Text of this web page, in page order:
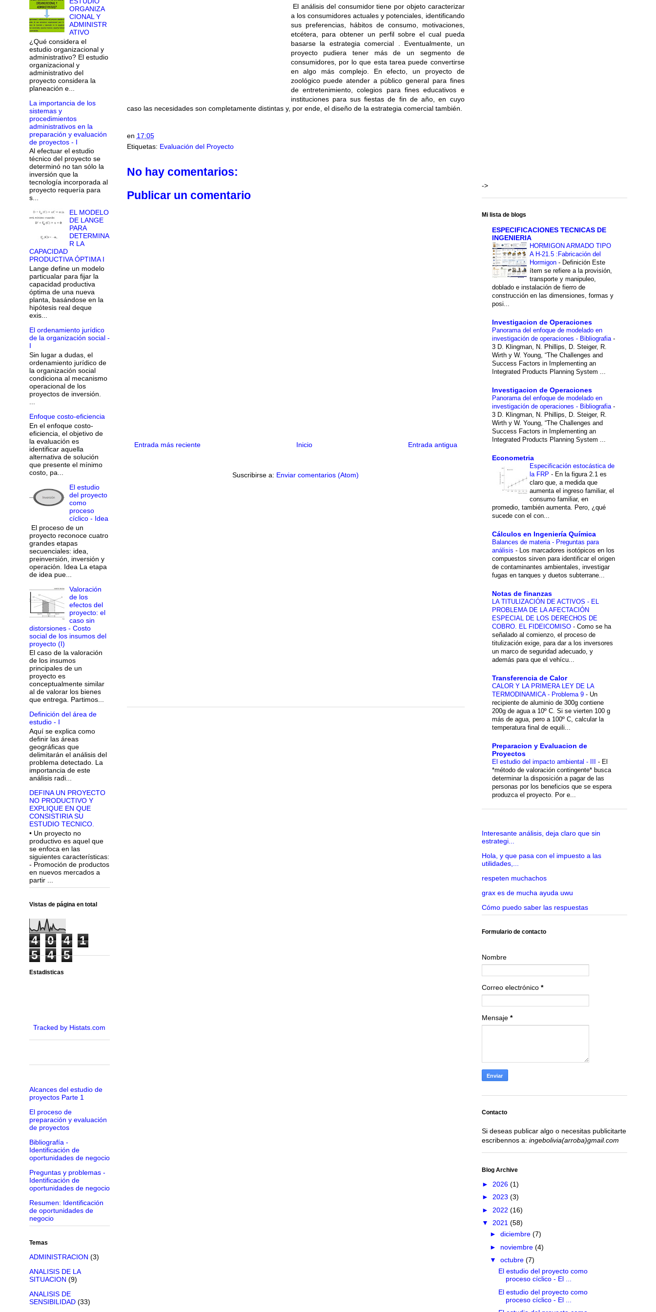
El análisis del consumidor tiene por objeto caracterizar
a los consumidores actuales y potenciales, identificando
sus preferencias, hábitos de consumo, motivaciones,
etcétera, para obtener un perfil sobre el cual pueda
basarse la estrategia comercial . Eventualmente, un
proyecto pudiera tener más de un segmento de
consumidores, por lo que esta tarea puede convertirse
en algo más complejo. En efecto, un proyecto de
zoológico puede atender a público general para fines
de entretenimiento, colegios para fines educativos e
instituciones para sus fiestas de fin de año, en cuyo
caso las necesidades son completamente distintas y, por ende, el diseño de la estrategia comercial también.
en 17:05
Etiquetas: Evaluación del Proyecto
No hay comentarios:
Publicar un comentario
Entrada más reciente Entrada antigua
Inicio
Suscribirse a: Enviar comentarios (Atom)
ORGANIZA
CIONAL Y
ADMINISTR
ATIVO
¿Qué considera el
estudio organizacional y
administrativo? El estudio
organizacional y
administrativo del
proyecto considera la
planeación e...
La importancia de los
sistemas y
procedimientos
administrativos en la
preparación y evaluación
de proyectos - I
Al efectuar el estudio
técnico del proyecto se
determinó no tan sólo la
inversión que la
tecnología incorporada al
proyecto requería para
s...
EL MODELO
DE LANGE
PARA
DETERMINA
R LA
CAPACIDAD
PRODUCTIVA ÓPTIMA I
Lange define un modelo
particualar para fijar la
capacidad productiva
óptima de una nueva
planta, basándose en la
hipótesis real deque
exis...
El ordenamiento jurídico
de la organización social -
I
Sin lugar a dudas, el
ordenamiento jurídico de
la organización social
condiciona al mecanismo
operacional de los
proyectos de inversión.
Enfoque costo-eficiencia
En el enfoque costo-
eficiencia, el objetivo de
la evaluación es
identificar aquella
alternativa de solución
que presente el mínimo
costo, pa...
El estudio
del proyecto
como
proceso
cíclico - Idea
El proceso de un
proyecto reconoce cuatro
grandes etapas
secuenciales: idea,
preinversión, inversión y
operación. Idea La etapa
de idea pue...
Valoración
de los
efectos del
proyecto: el
caso sin
distorsiones - Costo
social de los insumos del
proyecto (I)
El caso de la valoración
de los insumos
principales de un
proyecto es
conceptualmente similar
al de valorar los bienes
que entrega. Partimos...
Definición del área de
estudio - I
Aquí se explica como
definir las áreas
geográficas que
delimitarán el análisis del
problema detectado. La
importancia de este
análisis radi...
DEFINA UN PROYECTO
NO PRODUCTIVO Y
EXPLIQUE EN QUE
CONSISTIRIA SU
ESTUDIO TECNICO.
• Un proyecto no
productivo es aquel que
se enfoca en las
siguientes características:
- Promoción de productos
en nuevos mercados a
partir ...
Vistas de página en total
4 0 4
1
5
4 5
Estadisticas
Tracked by Histats.com
Alcances del estudio de
proyectos Parte 1
El proceso de
preparación y evaluación
de proyectos
Bibliografía -
Identificación de
oportunidades de negocio
Preguntas y problemas -
Identificación de
oportunidades de negocio
Resumen: Identificación
de oportunidades de
negocio
Temas
ADMINISTRACION (3)
ANALISIS DE LA
SITUACION (9)
ANALISIS DE
SENSIBILIDAD (33)
->
Mi lista de blogs
ESPECIFICACIONES TECNICAS DE
INGENIERIA
HORMIGON ARMADO TIPO
A H-21.5 :Fabricación del
Hormigon - Definición Este
ítem se refiere a la provisión,
transporte y manipuleo,
doblado e instalación de fierro de
construcción en las dimensiones, formas y
posi...
Investigacion de Operaciones
Panorama del enfoque de modelado en
investigación de operaciones - Bibliografia -
3 D. Klingman, N. Phillips, D. Steiger, R.
Wirth y W. Young, “The Challenges and
Success Factors in Implementing an
Integrated Products Planning System ...
Investigacion de Operaciones
Panorama del enfoque de modelado en
investigación de operaciones - Bibliografia -
3 D. Klingman, N. Phillips, D. Steiger, R.
Wirth y W. Young, “The Challenges and
Success Factors in Implementing an
Integrated Products Planning System ...
Econometria
Especificación estocástica de
la FRP - En la figura 2.1 es
claro que, a medida que
aumenta el ingreso familiar, el
consumo familiar, en
promedio, también aumenta. Pero, ¿qué
sucede con el con...
Cálculos en Ingeniería Química
Balances de materia - Preguntas para
análisis -
Los marcadores isotópicos en los
compuestos sirven para identificar el origen
de contaminantes ambientales, investigar
fugas en tanques y duetos subterrane...
Notas de finanzas
LA TITULIZACIÓN DE ACTIVOS - EL
PROBLEMA DE LA AFECTACIÓN
ESPECIAL DE LOS DERECHOS DE
COBRO. EL FIDEICOMISO - Como se ha
señalado al comienzo, el proceso de
titulización exige, para dar a los inversores
un marco de seguridad adecuado, y
además para que el vehícu...
Transferencia de Calor
CALOR Y LA PRIMERA LEY DE LA
TERMODINAMICA - Problema 9 - Un
recipiente de aluminio de 300g contiene
200g de agua a 10º C. Si se vierten 100 g
más de agua, pero a 100º C, calcular la
temperatura final de equili...
Preparacion y Evaluacion de
Proyectos
El estudio del impacto ambiental - III - El
*método de valoración contingente* busca
determinar la disposición a pagar de las
personas por los beneficios que se espera
produzca el proyecto. Por e...
Interesante análisis, deja claro que sin
estrategi...
Hola, y que pasa con el impuesto a las
utilidades,...
respeten muchachos
grax es de mucha ayuda uwu
Cómo puedo saber las respuestas
Formulario de contacto
Nombre
Correo electrónico *
Mensaje *
Contacto
Si deseas publicar algo o necesitas publicitarte
escribennos a: ingebolivia(arroba)gmail.com
Blog Archive
► 2026 (1)
► 2023 (3)
► 2022 (16)
▼ 2021 (58)
►diciembre(7)
► noviembre(4)
▼octubre(7)
El estudio del proyecto como
proceso cíclico - El ...
El estudio del proyecto como
proceso cíclico - El ...